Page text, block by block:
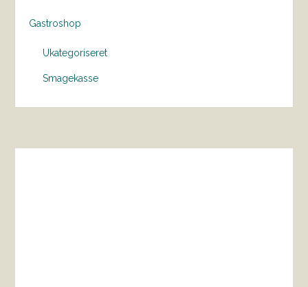
Gastroshop
Ukategoriseret
Smagekasse